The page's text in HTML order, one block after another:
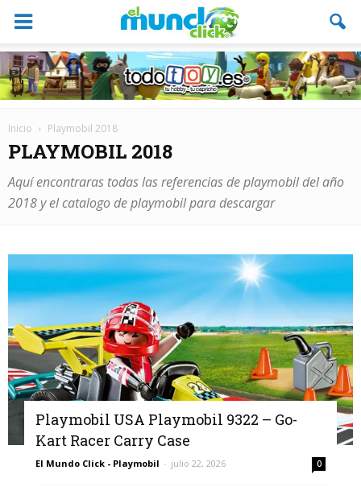
Inicio Playmobil 2018
PLAYMOBIL 2018
Aquí encontraras todas las referencias de playmobil del año
2018 y el catalogo de playmobil para descargar
Playmobil USA Playmobil 9322 – Go-
Kart Racer Carry Case
El Mundo Click - Playmobil - julio 22, 2026 0